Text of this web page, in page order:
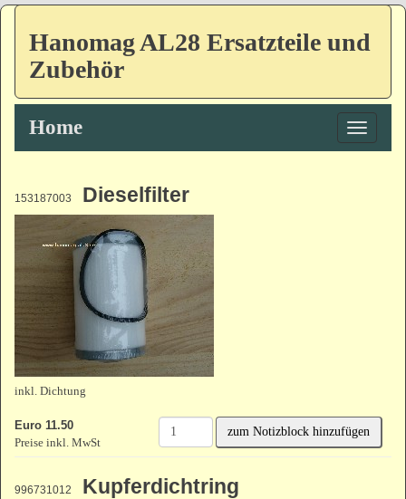
Hanomag AL28 Ersatzteile und
Zubehör
Toggle
Home
153187003 Dieselfilter
inkl. Dichtung
Euro 11.50
Preise inkl. MwSt
zum Notizblock hinzufügen
996731012 Kupferdichtring